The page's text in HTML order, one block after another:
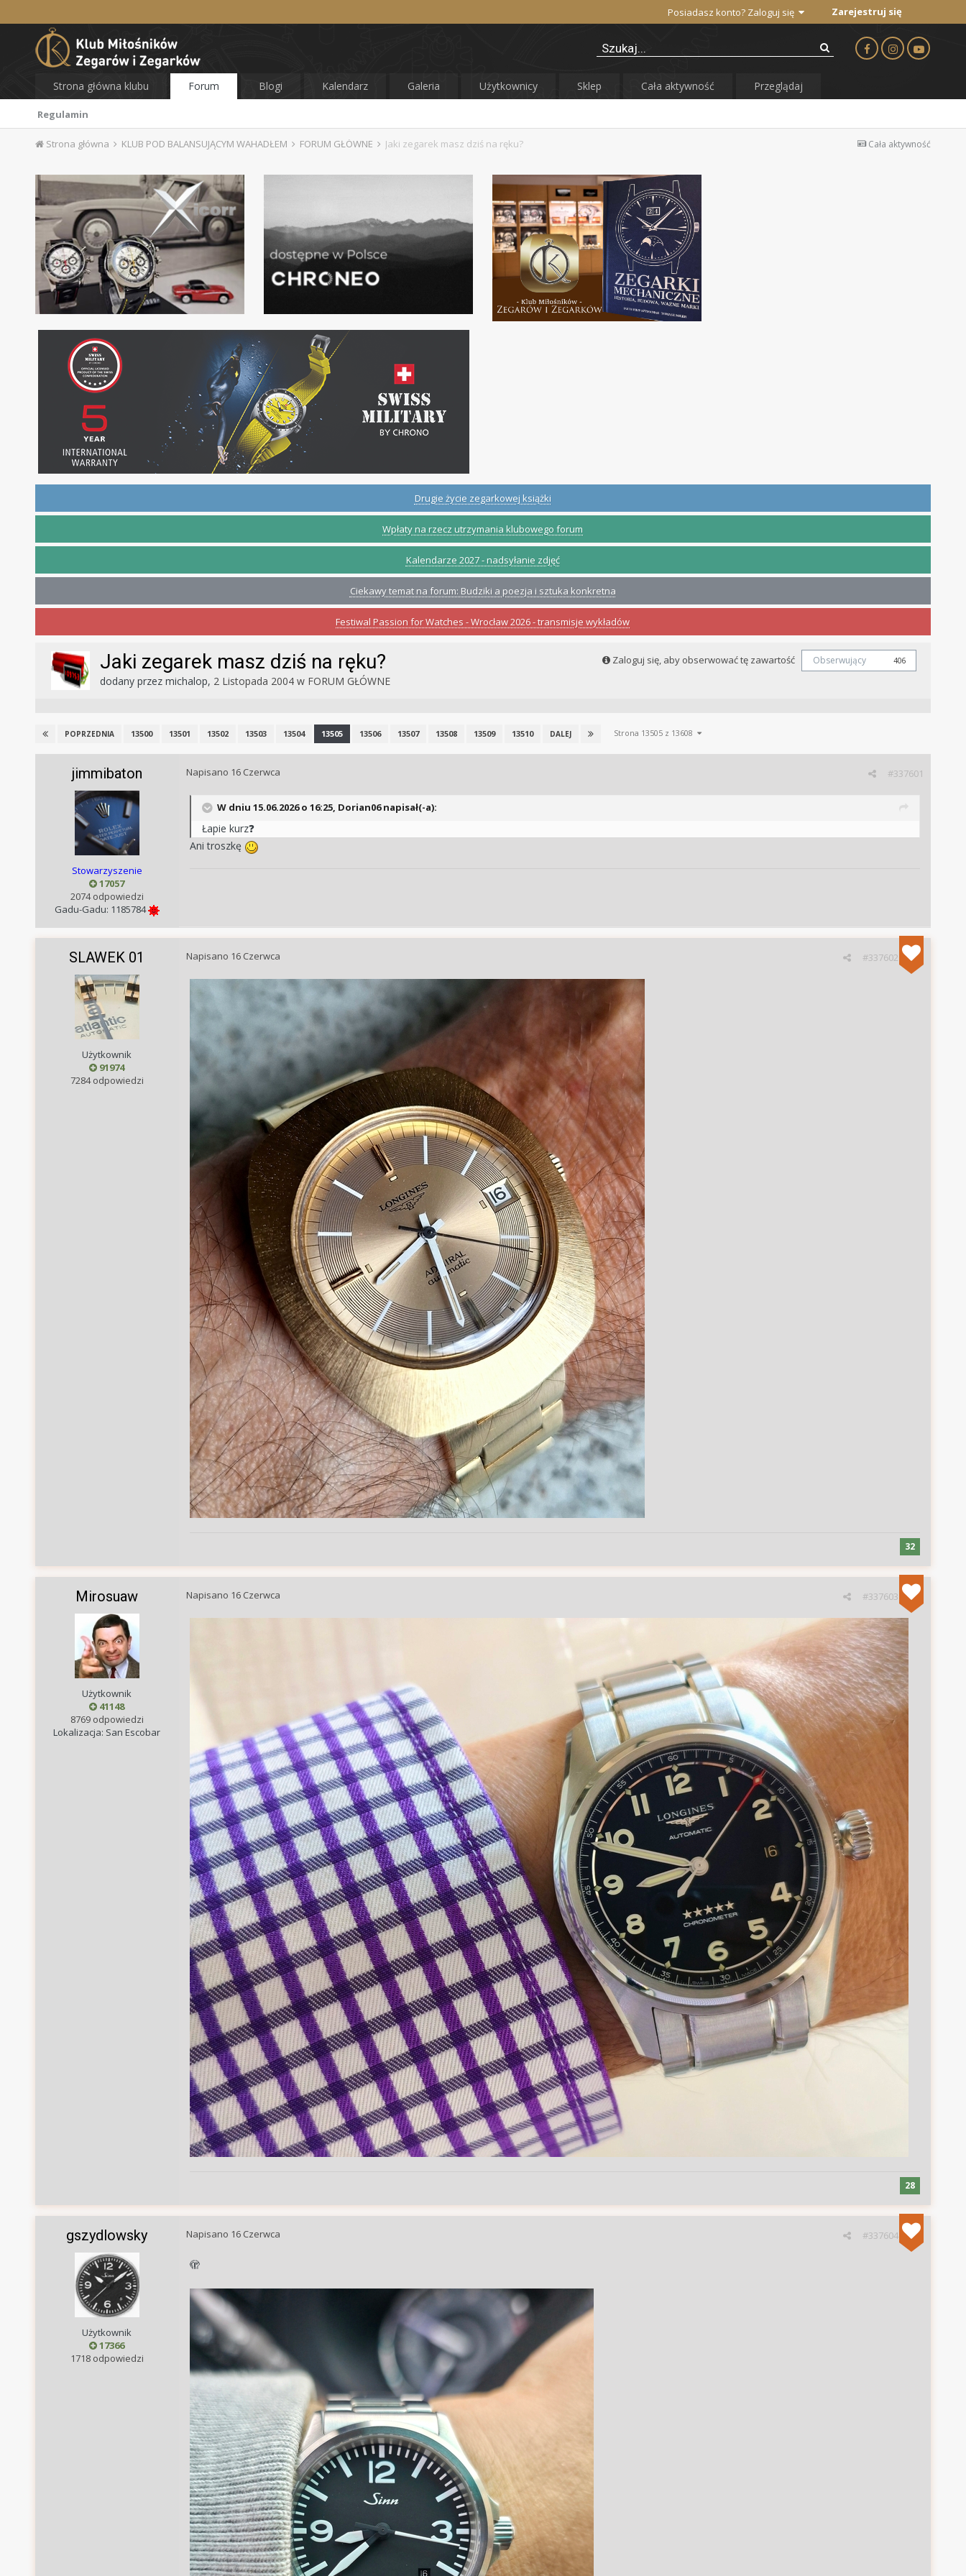
Posiadasz konto? Zaloguj się Zarejestruj się
Strona główna klubu Forum
Regulamin
Blogi Kalendarz Galeria Użytkownicy Sklep Cała aktywność Przeglądaj
Cała aktywność
Strona główna KLUB POD BALANSUJĄCYM WAHADŁEM FORUM GŁÓWNE Jaki zegarek masz dziś na ręku?
Drugie życie zegarkowej książki
Wpłaty na rzecz utrzymania klubowego forum
Kalendarze 2027 - nadsyłanie zdjęć
Ciekawy temat na forum: Budziki a poezja i sztuka konkretna
Festiwal Passion for Watches - Wrocław 2026 - transmisje wykładów
Zaloguj się, aby obserwować tę zawartość Obserwujący 406
Jaki zegarek masz dziś na ręku?
dodany przez michalop, 2 Listopada 2004w FORUM GŁÓWNE
POPRZEDNIA 13500 13501 13502 13503 13504 13505 13506 13507 13508 13509 13510 DALEJ Strona 13505 z 13608
jimmibaton
Stowarzyszenie
17057
2074 odpowiedzi
Gadu-Gadu: 1185784
#337601
Napisano 16 Czerwca
W dniu 15.06.2026 o 16:25, Dorian06napisał(-a):
Łapie kurz❓
Ani troszkę
SLAWEK 01
Użytkownik
91974
7284 odpowiedzi
#337602
Napisano 16 Czerwca
32
Mirosuaw
Użytkownik
41148
8769 odpowiedzi
Lokalizacja: San Escobar
#337603
Napisano 16 Czerwca
28
gszydlowsky
Użytkownik
17366
1718 odpowiedzi
#337604
Napisano 16 Czerwca
🫣